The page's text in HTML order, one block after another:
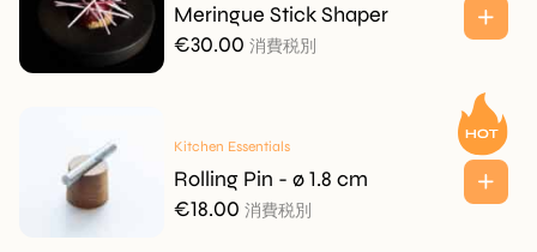
Meringue Stick Shaper
€30.00 消費税別
Kitchen Essentials
Rolling Pin - ø 1.8 cm
€18.00 消費税別